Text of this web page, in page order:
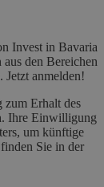
Invest in Bavaria
den Bereichen
anmelden!
Erhalt des
Ihre Einwilligung
um künftige
Sie in der